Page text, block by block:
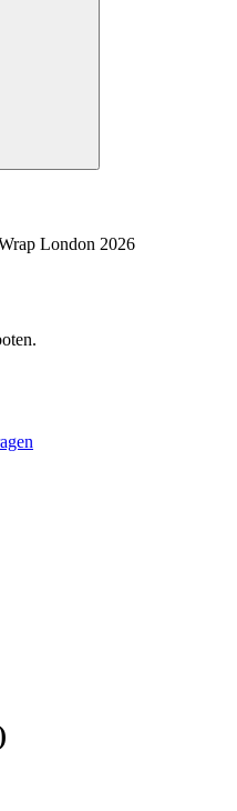
London 2026